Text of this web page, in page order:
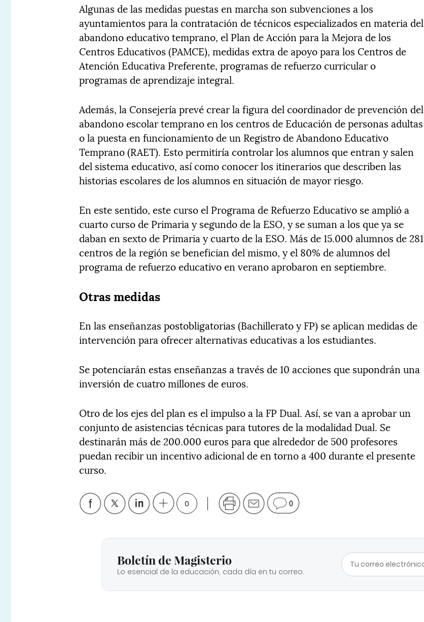
Algunas de las medidas puestas en marcha son subvenciones a los
ayuntamientos para la contratación de técnicos especializados en materia del
abandono educativo temprano, el Plan de Acción para la Mejora de los
Centros Educativos (PAMCE), medidas extra de apoyo para los Centros de
Atención Educativa Preferente, programas de refuerzo curricular o
programas de aprendizaje integral.
Además, la Consejería prevé crear la figura del coordinador de prevención del
abandono escolar temprano en los centros de Educación de personas adultas
o la puesta en funcionamiento de un Registro de Abandono Educativo
Temprano (RAET). Esto permitiría controlar los alumnos que entran y salen
del sistema educativo, así como conocer los itinerarios que describen las
historias escolares de los alumnos en situación de mayor riesgo.
En este sentido, este curso el Programa de Refuerzo Educativo se amplió a
cuarto curso de Primaria y segundo de la ESO, y se suman a los que ya se
daban en sexto de Primaria y cuarto de la ESO. Más de 15.000 alumnos de 281
centros de la región se benefician del mismo, y el 80% de alumnos del
programa de refuerzo educativo en verano aprobaron en septiembre.
Otras medidas
En las enseñanzas postobligatorias (Bachillerato y FP) se aplican medidas de
intervención para ofrecer alternativas educativas a los estudiantes.
Se potenciarán estas enseñanzas a través de 10 acciones que supondrán una
inversión de cuatro millones de euros.
Otro de los ejes del plan es el impulso a la FP Dual. Así, se van a aprobar un
conjunto de asistencias técnicas para tutores de la modalidad Dual. Se
destinarán más de 200.000 euros para que alrededor de 500 profesores
puedan recibir un incentivo adicional de en torno a 400 durante el presente
curso.
0 0
Boletín de Magisterio
Lo esencial de la educación, cada día en tu correo.